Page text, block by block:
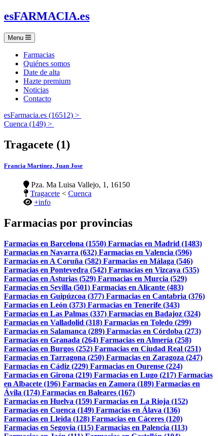
esFARMACIA.es
Menu
Farmacias
Quiénes somos
Date de alta
Hazte premium
Noticias
Contacto
esFarmacia.es (16512) >
Cuenca (149) >
Tragacete (1)
Francia Martinez, Juan Jose
Pza. Ma Luisa Vallejo, 1, 16150
Tragacete < Cuenca
+info
Farmacias por provincias
Farmacias en Barcelona (1550) Farmacias en Madrid (1483)
Farmacias en Navarra (632) Farmacias en Valencia (596)
Farmacias en A Coruña (582) Farmacias en Málaga (546)
Farmacias en Pontevedra (542) Farmacias en Vizcaya (535)
Farmacias en Asturias (529) Farmacias en Murcia (529)
Farmacias en Sevilla (501) Farmacias en Alicante (483)
Farmacias en Guipúzcoa (377) Farmacias en Cantabria (376)
Farmacias en León (373) Farmacias en Tenerife (343)
Farmacias en Las Palmas (337) Farmacias en Badajoz (324)
Farmacias en Valladolid (318) Farmacias en Toledo (299)
Farmacias en Salamanca (289) Farmacias en Córdoba (273)
Farmacias en Granada (264) Farmacias en Almería (258)
Farmacias en Burgos (252) Farmacias en Ciudad Real (251)
Farmacias en Tarragona (250) Farmacias en Zaragoza (247)
Farmacias en Cádiz (229) Farmacias en Ourense (224)
Farmacias en Girona (219) Farmacias en Lugo (217) Farmacias
en Albacete (196) Farmacias en Zamora (189) Farmacias en
Ávila (174) Farmacias en Baleares (167)
Farmacias en Huelva (159) Farmacias en La Rioja (152)
Farmacias en Cuenca (149) Farmacias en Álava (136)
Farmacias en Lleida (128) Farmacias en Cáceres (120)
Farmacias en Segovia (115) Farmacias en Palencia (113)